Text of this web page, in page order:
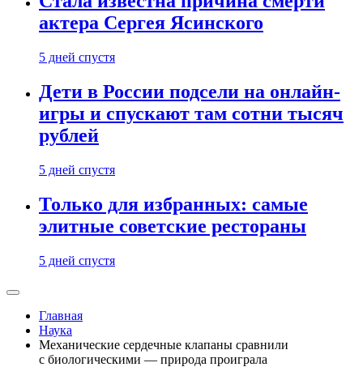
актера Сергея Ясинского
5 дней спустя
Дети в России подсели на онлайн-
игры и спускают там сотни тысяч
рублей
5 дней спустя
Только для избранных: самые
элитные советские рестораны
5 дней спустя
Главная
Наука
Механические сердечные клапаны сравнили
с биологическими — природа проиграла